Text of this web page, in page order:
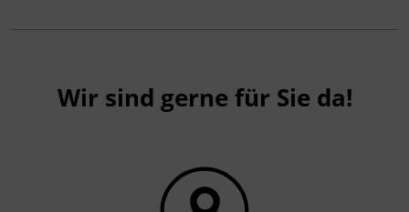
Wir sind gerne für Sie da!